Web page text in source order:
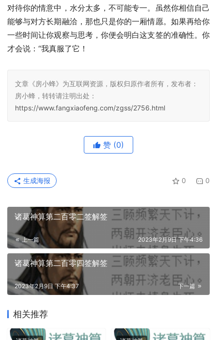
对待你的情意中，水分太多，不可能专一。虽然你相信自己
能够与对方长期融洽，那也只是你的一厢情愿。如果再给你
一些时间让你观察与思考，你便会明白这支签的准确性。你
才会说：“我真服了它！
文章《房小蜂》为互联网资源，版权归原作者所有，发布者：
房小蜂，转转请注明出处：
https://www.fangxiaofeng.com/zgss/2756.html
赞 (0)
0 0
生成海报
诸葛神算第二百零二签解签
上一篇 2023年2月9日 下午4:36
诸葛神算第二百零四签解签
下一篇
2023年2月9日 下午4:37
相关推荐